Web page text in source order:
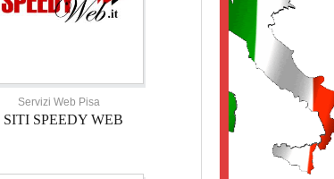
Servizi Web Pisa
SITI SPEEDY WEB
TORRE